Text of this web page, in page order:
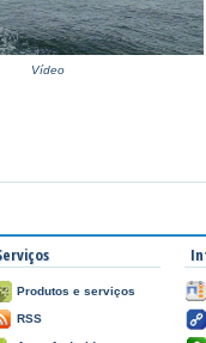
Vídeo
Produtos e serviços
RSS